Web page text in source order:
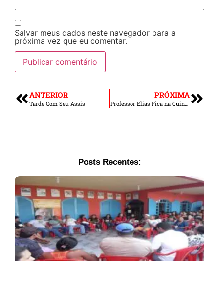
Salvar meus dados neste navegador para a
próxima vez que eu comentar.
ANTERIOR
Tarde Com Seu Assis
PRÓXIMA
Professor Elias Fica na Quinta Colocação em Enquete de Intenção de Votos
Posts Recentes: